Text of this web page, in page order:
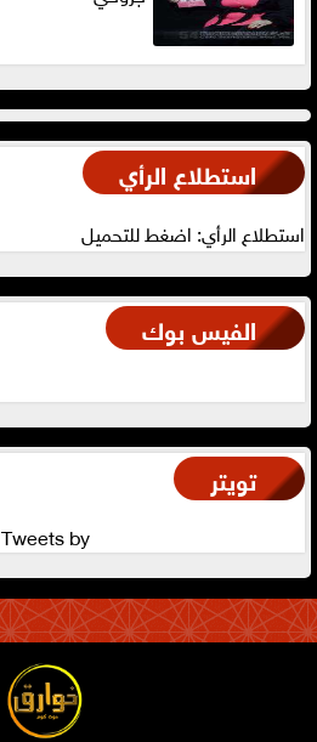
استطلاع الرأي
استطلاع الرأي: اضغط للتحميل
الفيس بوك
تويتر
Tweets by